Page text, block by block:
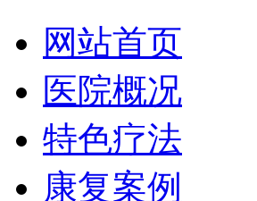
网站首页
医院概况
特色疗法
康复案例